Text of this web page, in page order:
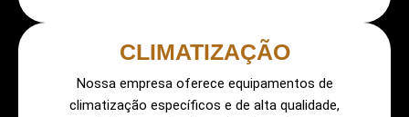
CLIMATIZAÇÃO
Nossa empresa oferece equipamentos de
climatização específicos e de alta qualidade,